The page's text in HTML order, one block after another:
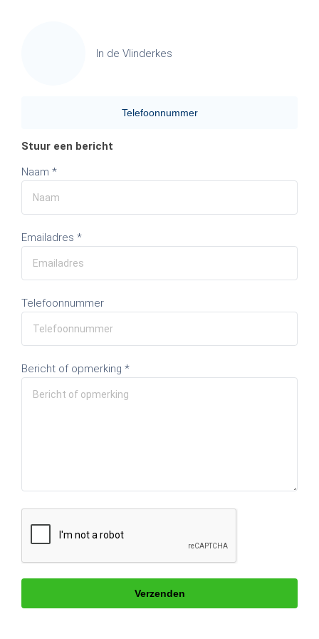
In de Vlinderkes
Telefoonnummer
Stuur een bericht
Naam *
Emailadres *
Telefoonnummer
Bericht of opmerking *